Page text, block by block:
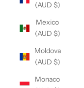
(AUD $)
Mexico
(AUD $)
Moldova
(AUD $)
Monaco